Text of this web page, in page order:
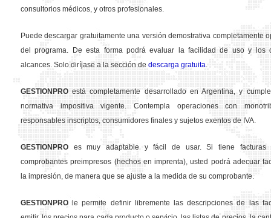
consultorios médicos, y otros profesionales.
Puede descargar gratuitamente una versión demostrativa completamente
del programa. De esta forma podrá evaluar la facilidad de uso y los
alcances. Solo diríjase a la sección de descarga gratuita.
GESTION PRO está completamente desarrollado en Argentina, y
normativa impositiva vigente. Contempla operaciones con
responsables inscriptos, consumidores finales y sujetos exentos de IVA.
GESTION PRO es muy adaptable y fácil de usar. Si tiene facturas
comprobantes preimpresos (hechos en imprenta), usted podrá adecuar
la impresión, de manera que se ajuste a la medida de su comprobante.
GESTION PRO le permite definir libremente las descripciones de las